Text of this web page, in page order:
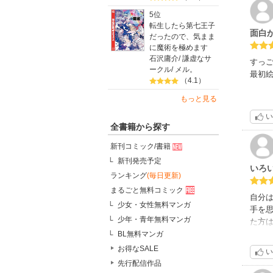
5位
転生したら第七王子
だったので、気まま
に魔術を極めます
石沢庸介/謙虚なサ
ークル/ メル。
（4.1）
もっと見る
全書籍から探す
新刊コミック/書籍
新刊発売予定
ランキング(毎日更新)
まるごと無料コミック
少女・女性無料マンガ
少年・青年無料マンガ
BL無料マンガ
お得なSALE
先行配信作品
面白
すっ
最初
いろ
自分
手を
た方